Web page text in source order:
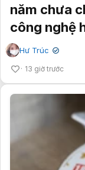
năm chưa
công nghệ
Hư Trúc ✔
13 giờ trước